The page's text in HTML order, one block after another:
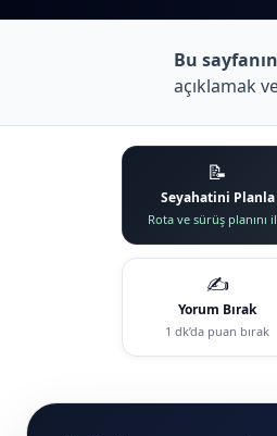
Bu
açıklamak
📝
Seyahatini Planla
Rota ve sürüş planını
✍️
Yorum Bırak
1 dk’da puan bırak